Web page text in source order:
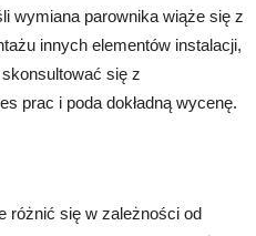
wymiana parownika wiąże się z
innych elementów instalacji,
się z
prac i poda dokładną wycenę.
różnić się w zależności od